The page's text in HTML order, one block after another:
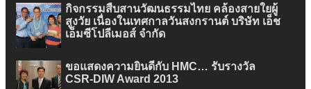
กิจกรรมสืบสานวัฒนธรรมไทย คล้องสายใยผู้
สูงวัย เนื่องในเทศกาลวันสงกรานต์ บริษัท เอ็ช
เอ็มซีโปลีเมอส์ จำกัด
ขอแสดงความยินดีกับ HMC… รับรางวัล
CSR-DIW Award 2013